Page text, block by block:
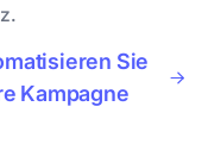
Sie
Kampagne